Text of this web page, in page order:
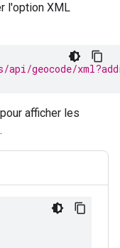
l'option XML
geocode/
afficher les